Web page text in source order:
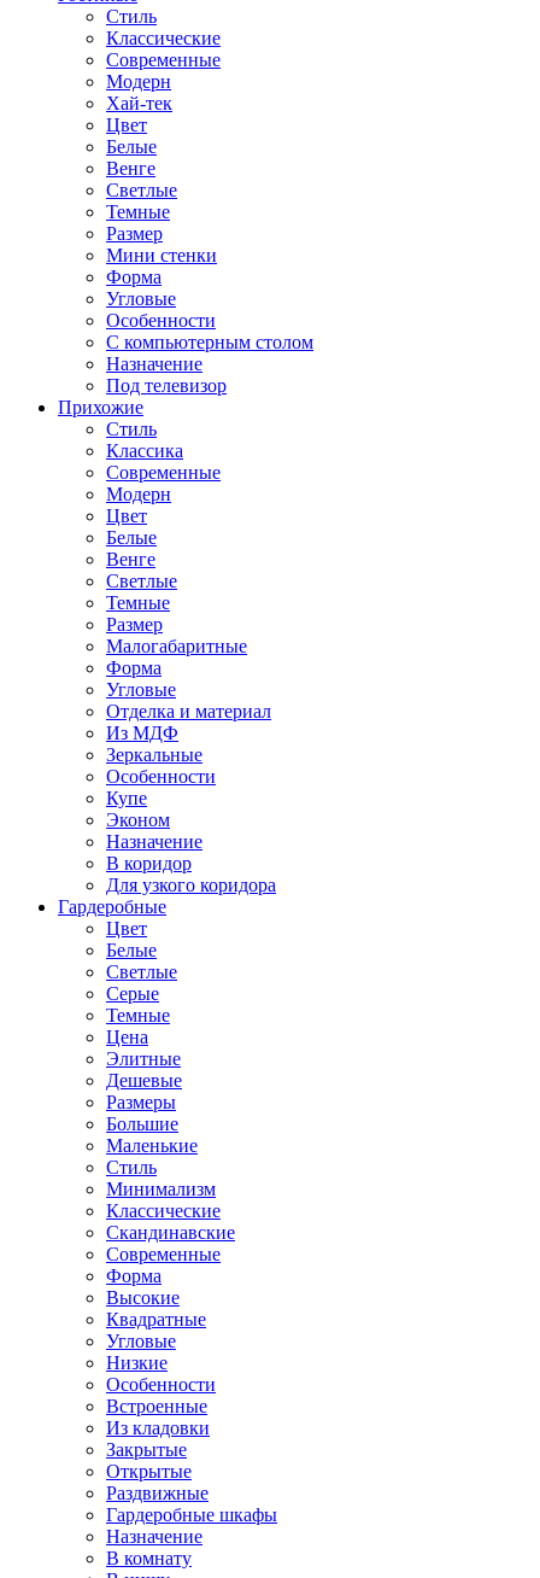
Стиль
Классические
Современные
Модерн
Хай-тек
Цвет
Белые
Венге
Светлые
Темные
Размер
Мини стенки
Форма
Угловые
Особенности
С компьютерным столом
Назначение
Под телевизор
Прихожие
Стиль
Классика
Современные
Модерн
Цвет
Белые
Венге
Светлые
Темные
Размер
Малогабаритные
Форма
Угловые
Отделка и материал
Из МДФ
Зеркальные
Особенности
Купе
Эконом
Назначение
В коридор
Для узкого коридора
Гардеробные
Цвет
Белые
Светлые
Серые
Темные
Цена
Элитные
Дешевые
Размеры
Большие
Маленькие
Стиль
Минимализм
Классические
Скандинавские
Современные
Форма
Высокие
Квадратные
Угловые
Низкие
Особенности
Встроенные
Из кладовки
Закрытые
Открытые
Раздвижные
Гардеробные шкафы
Назначение
В комнату